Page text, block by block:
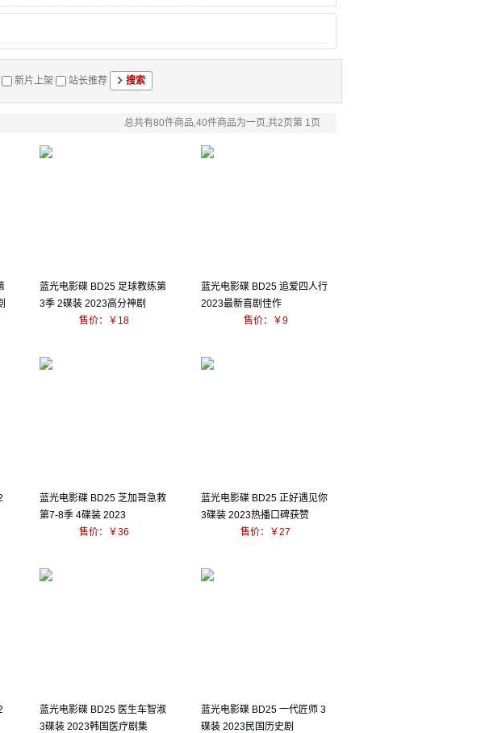
新片上架 站长推荐
总共有80件商品,40件商品为一页,共2页第 1页
蓝光电影碟 BD25 足球教练第
3季 2碟装 2023高分神剧
售价：￥18
蓝光电影碟 BD25 追爱四人行
2023最新喜剧佳作
售价：￥9
蓝光电影碟 BD25 芝加哥急救
第7-8季 4碟装 2023
售价：￥36
蓝光电影碟 BD25 正好遇见你
3碟装 2023热播口碑获赞
售价：￥27
蓝光电影碟 BD25 医生车智淑
3碟装 2023韩国医疗剧集
蓝光电影碟 BD25 一代匠师 3
碟装 2023民国历史剧